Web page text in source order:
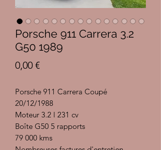
Porsche 911 Carrera 3.2
G50 1989
0,00 €Prix
Porsche 911 Carrera Coupé
20/12/1988
Moteur 3.2 l 231 cv
Boîte G50 5 rapports
79 000 kms